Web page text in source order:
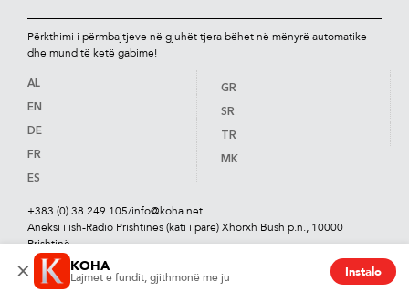
× KOHA
Lajmet e fundit, gjithmonë me ju Instalo
Përkthimi i përmbajtjeve në gjuhët tjera bëhet në mënyrë automatike
dhe mund të ketë gabime!
AL
EN
DE
FR
ES
GR
SR
TR
MK
+383 (0) 38 249 105/info@koha.net
Aneksi i ish-Radio Prishtinës (kati i parë) Xhorxh Bush p.n., 10000
Prishtinë